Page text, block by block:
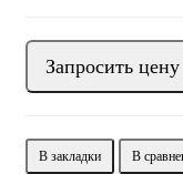
Запросить цену
В закладки В